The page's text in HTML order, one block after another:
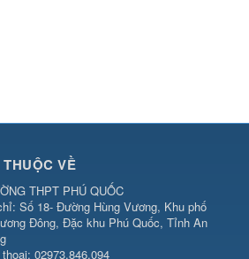
VỀ
THPT PHÚ QUỐC
Số 18- Đường Hùng Vương, Khu phố
Đông, Đặc khu Phú Quốc, Tỉnh An
02973.846.094